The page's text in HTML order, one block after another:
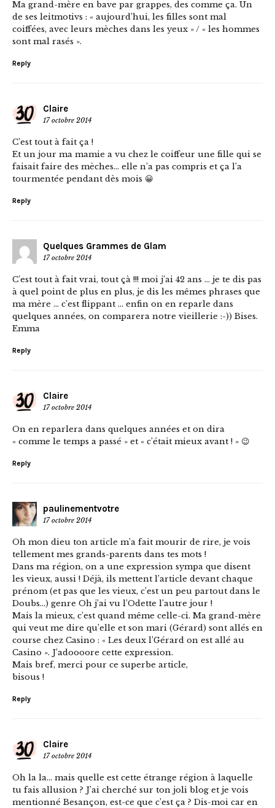
Ma grand-mère en bave par grappes, des comme ça. Un
de ses leitmotivs : « aujourd’hui, les filles sont mal
coiffées, avec leurs mèches dans les yeux » / « les hommes
sont mal rasés ».
Reply
Claire
17 octobre 2014
C’est tout à fait ça !
Et un jour ma mamie a vu chez le coiffeur une fille qui se
faisait faire des mèches… elle n’a pas compris et ça l’a
tourmentée pendant dès mois 😀
Reply
Quelques Grammes de Glam
17 octobre 2014
C’est tout à fait vrai, tout çà !!! moi j’ai 42 ans … je te dis pas
à quel point de plus en plus, je dis les mêmes phrases que
ma mère … c’est flippant … enfin on en reparle dans
quelques années, on comparera notre vieillerie :-)) Bises.
Emma
Reply
Claire
17 octobre 2014
On en reparlera dans quelques années et on dira
« comme le temps a passé » et « c’était mieux avant ! » 😉
Reply
paulinementvotre
17 octobre 2014
Oh mon dieu ton article m’a fait mourir de rire, je vois
tellement mes grands-parents dans tes mots !
Dans ma région, on a une expression sympa que disent
les vieux, aussi ! Déjà, ils mettent l’article devant chaque
prénom (et pas que les vieux, c’est un peu partout dans le
Doubs…) genre Oh j’ai vu l’Odette l’autre jour !
Mais la mieux, c’est quand même celle-ci. Ma grand-mère
qui veut me dire qu’elle et son mari (Gérard) sont allés en
course chez Casino : « Les deux l’Gérard on est allé au
Casino ». J’adoooore cette expression.
Mais bref, merci pour ce superbe article,
bisous !
Reply
Claire
17 octobre 2014
Oh la la… mais quelle est cette étrange région à laquelle
tu fais allusion ? J’ai cherché sur ton joli blog et je vois
mentionné Besançon, est-ce que c’est ça ? Dis-moi car en